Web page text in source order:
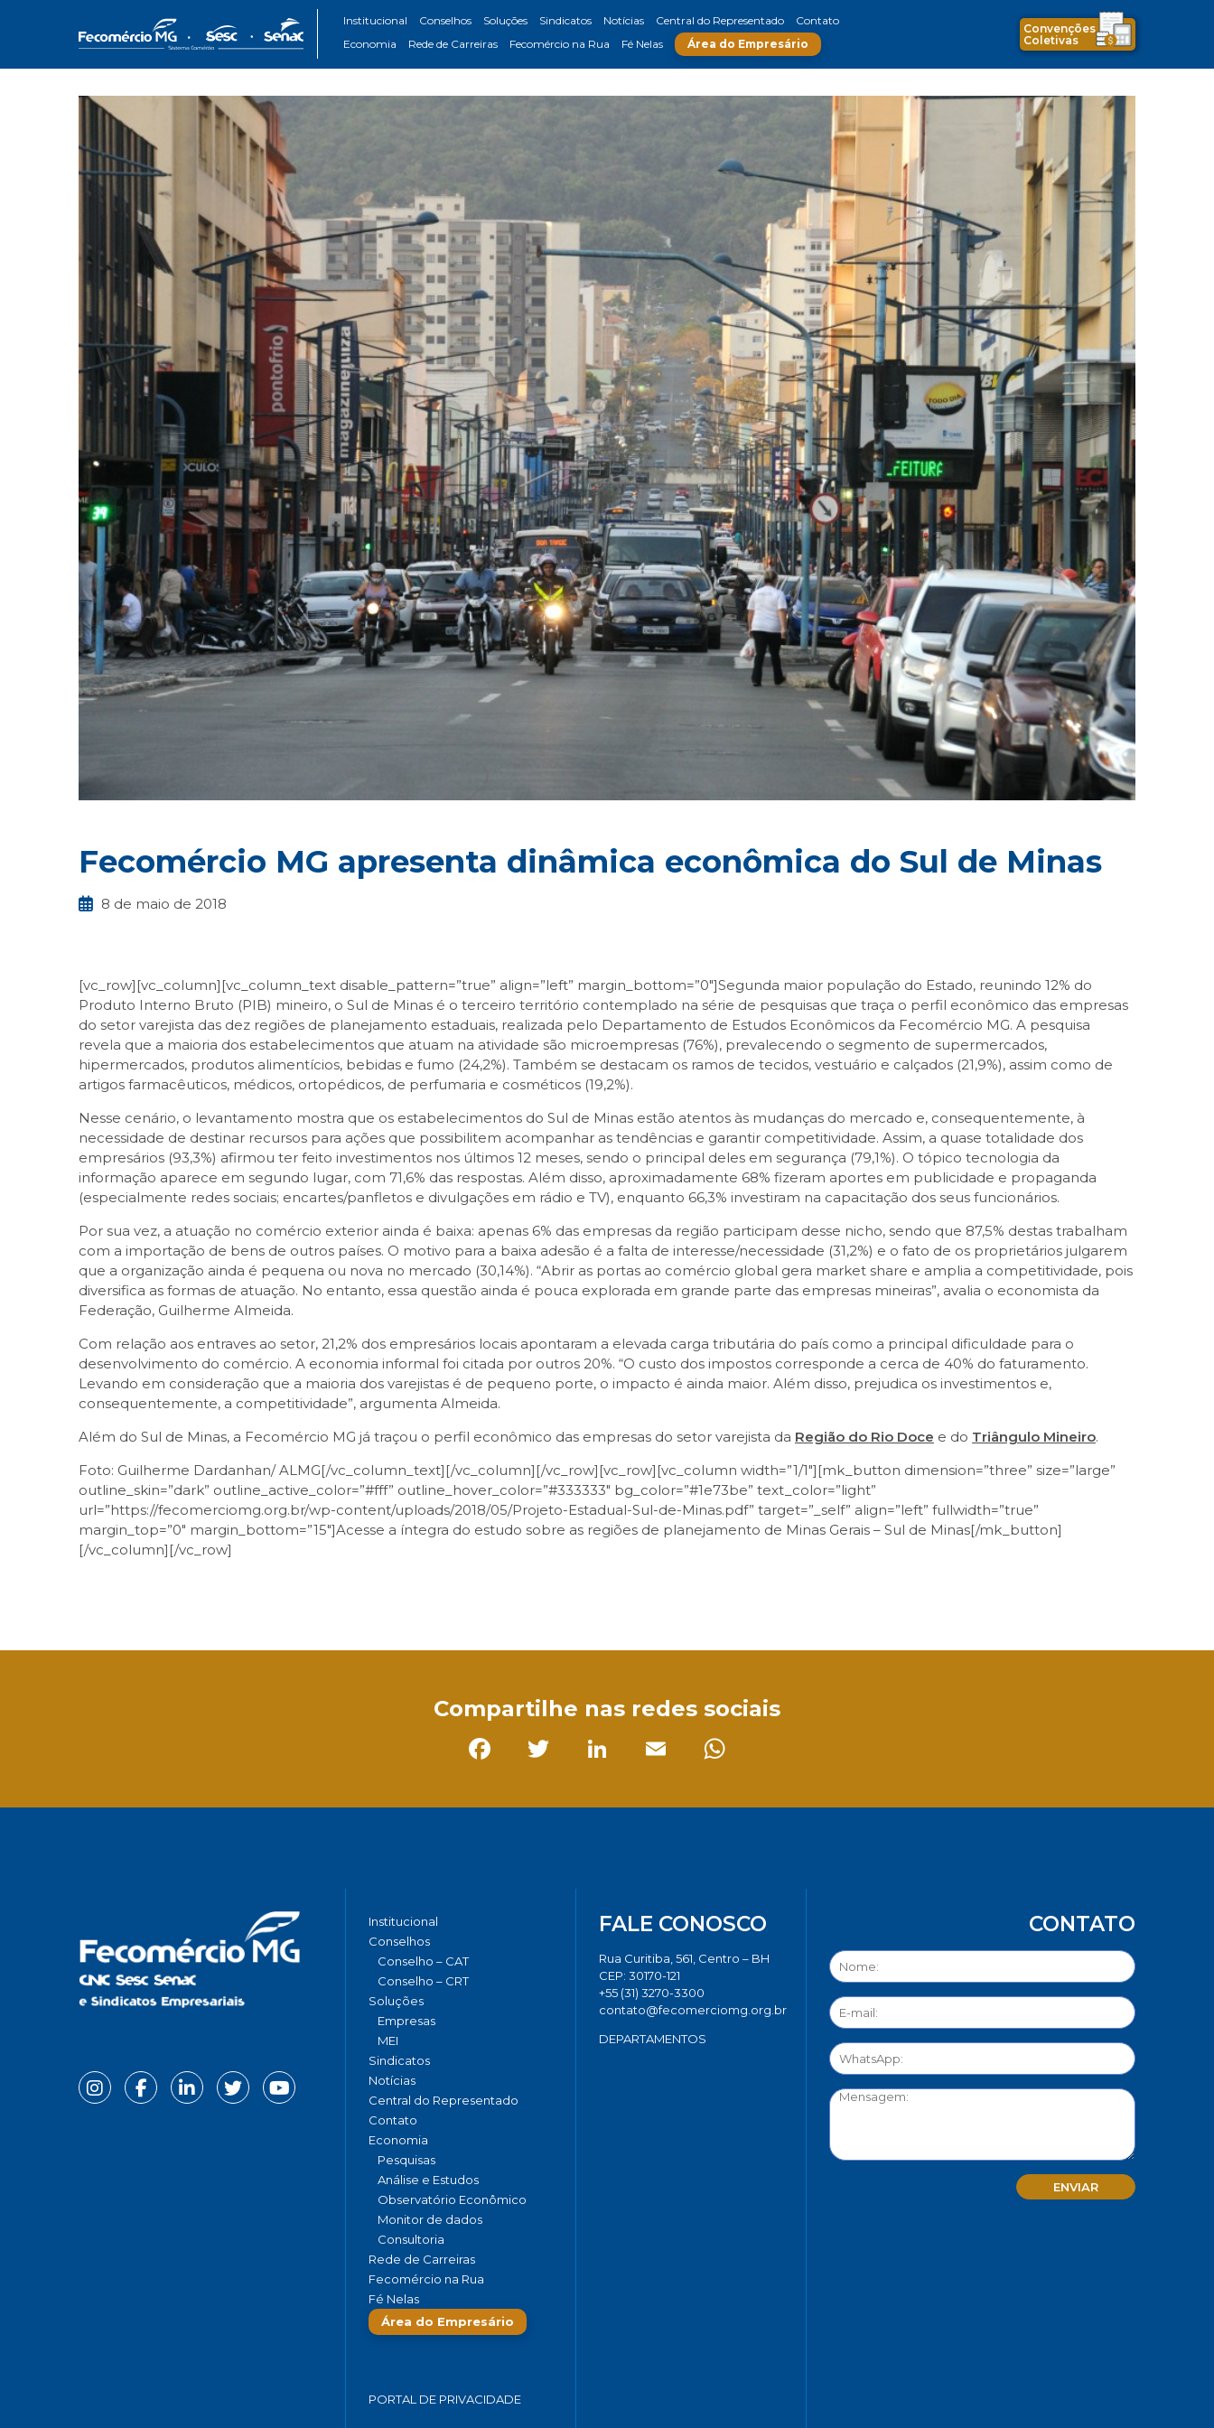
Institucional Conselhos Soluções Sindicatos Notícias Central do Representado
Contato
Economia
Rede de Carreiras Fecomércio na Rua Fé Nelas Área do Empresário
Convenções
Coletivas
Fecomércio MG apresenta dinâmica econômica do Sul de Minas
8 de maio de 2018
[vc_row][vc_column][vc_column_text disable_pattern=”true” align=”left” margin_bottom=”0″]Segunda maior população do Estado, reunindo 12% do
Produto Interno Bruto (PIB) mineiro, o Sul de Minas é o terceiro território contemplado na série de pesquisas que traça o perfil econômico das empresas
do setor varejista das dez regiões de planejamento estaduais, realizada pelo Departamento de Estudos Econômicos da Fecomércio MG. A pesquisa
revela que a maioria dos estabelecimentos que atuam na atividade são microempresas (76%), prevalecendo o segmento de supermercados,
hipermercados, produtos alimentícios, bebidas e fumo (24,2%). Também se destacam os ramos de tecidos, vestuário e calçados (21,9%), assim como de
artigos farmacêuticos, médicos, ortopédicos, de perfumaria e cosméticos (19,2%).
Nesse cenário, o levantamento mostra que os estabelecimentos do Sul de Minas estão atentos às mudanças do mercado e, consequentemente, à
necessidade de destinar recursos para ações que possibilitem acompanhar as tendências e garantir competitividade. Assim, a quase totalidade dos
empresários (93,3%) afirmou ter feito investimentos nos últimos 12 meses, sendo o principal deles em segurança (79,1%). O tópico tecnologia da
informação aparece em segundo lugar, com 71,6% das respostas. Além disso, aproximadamente 68% fizeram aportes em publicidade e propaganda
(especialmente redes sociais; encartes/panfletos e divulgações em rádio e TV), enquanto 66,3% investiram na capacitação dos seus funcionários.
Por sua vez, a atuação no comércio exterior ainda é baixa: apenas 6% das empresas da região participam desse nicho, sendo que 87,5% destas trabalham
com a importação de bens de outros países. O motivo para a baixa adesão é a falta de interesse/necessidade (31,2%) e o fato de os proprietários julgarem
que a organização ainda é pequena ou nova no mercado (30,14%). “Abrir as portas ao comércio global gera market share e amplia a competitividade, pois
diversifica as formas de atuação. No entanto, essa questão ainda é pouca explorada em grande parte das empresas mineiras”, avalia o economista da
Federação, Guilherme Almeida.
Com relação aos entraves ao setor, 21,2% dos empresários locais apontaram a elevada carga tributária do país como a principal dificuldade para o
desenvolvimento do comércio. A economia informal foi citada por outros 20%. “O custo dos impostos corresponde a cerca de 40% do faturamento.
Levando em consideração que a maioria dos varejistas é de pequeno porte, o impacto é ainda maior. Além disso, prejudica os investimentos e,
consequentemente, a competitividade”, argumenta Almeida.
Além do Sul de Minas, a Fecomércio MG já traçou o perfil econômico das empresas do setor varejista da Região do Rio Doce e do Triângulo Mineiro.
Foto: Guilherme Dardanhan/ ALMG[/vc_column_text][/vc_column][/vc_row][vc_row][vc_column width=”1/1″][mk_button dimension=”three” size=”large”
outline_skin=”dark” outline_active_color=”#fff” outline_hover_color=”#333333″ bg_color=”#1e73be” text_color=”light”
url=”https://fecomerciomg.org.br/wp-content/uploads/2018/05/Projeto-Estadual-Sul-de-Minas.pdf” target=”_self” align=”left” fullwidth=”true”
margin_top=”0″ margin_bottom=”15″]Acesse a íntegra do estudo sobre as regiões de planejamento de Minas Gerais – Sul de Minas[/mk_button]
[/vc_column][/vc_row]
Compartilhe nas redes sociais
Institucional
Conselhos
Conselho – CAT
Conselho – CRT
Soluções
Empresas
MEI
Sindicatos
Notícias
Central do Representado
Contato
Economia
Pesquisas
Análise e Estudos
Observatório Econômico
Monitor de dados
Consultoria
Rede de Carreiras
Fecomércio na Rua
Fé Nelas
Área do Empresário
PORTAL DE PRIVACIDADE
FALE CONOSCO
Rua Curitiba, 561, Centro – BH
CEP: 30170-121
+55 (31) 3270-3300
contato@fecomerciomg.org.br
DEPARTAMENTOS
CONTATO